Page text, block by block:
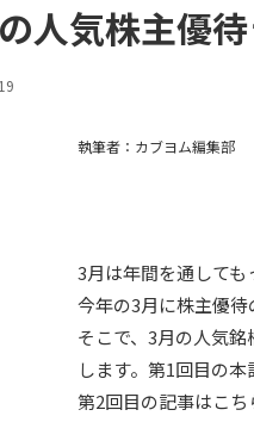
人気株主優
執筆者：カブヨム編集部
3月は年間を通しても
今年の3月に株主優待
そこで、3月の人気
します。第1回目の
第2回目の記事はこ